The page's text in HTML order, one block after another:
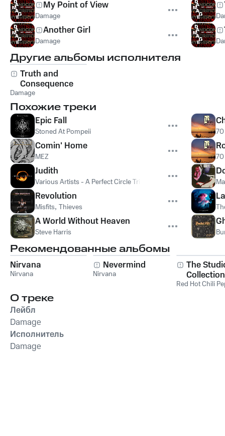
My Point of View
Damage
Another Girl
Damage
Другие альбомы исполнителя
Truth and
Consequence
Damage
Похожие треки
Epic Fall
Stoned At Pompeii
Comin' Home
MEZ
Judith
Various Artists - A Perfect Circle Tribute
Revolution
Misfits, Thieves
A World Without Heaven
Steve Harris
Рекомендованные альбомы
Nirvana
Nirvana
Nevermind
Nirvana
The
Collection
Red Hot Chili
О треке
Лейбл
Damage
Исполнитель
Damage